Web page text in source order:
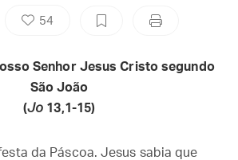
54
Senhor Jesus Cristo segundo
São João
(Jo 13,1-15)
da Páscoa. Jesus sabia que